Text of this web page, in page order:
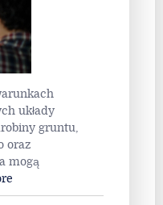
układy
gruntu,
oraz
mogą